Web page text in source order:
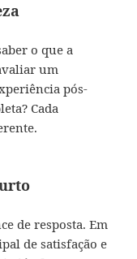
o que a
um
pós-
Cada
de resposta. Em
de satisfação e